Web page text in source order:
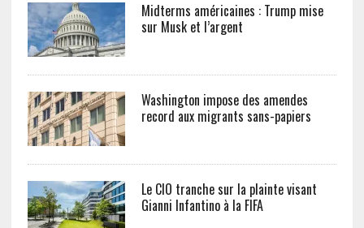
Midterms américaines : Trump mise
sur Musk et l’argent
Washington impose des amendes
record aux migrants sans-papiers
Le CIO tranche sur la plainte visant
Gianni Infantino à la FIFA